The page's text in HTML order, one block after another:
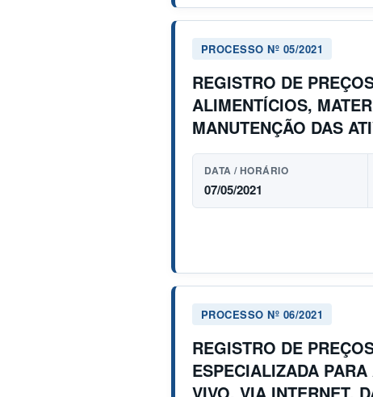
PROCESSO Nº 05/2021
REGISTRO DE
ALIMENTÍCIOS,
MANUTENÇÃO DAS
DATA / HORÁRIO
07/05/2021
PROCESSO Nº 06/2021
REGISTRO DE
ESPECIALIZADA
VIVO, VIA INTERNET,